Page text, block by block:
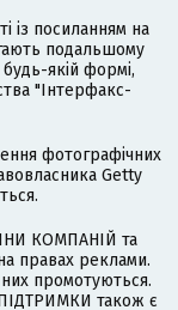
із посиланням на
подальшому
якій формі,
"Інтерфакс-
фотографічних
Getty
КОМПАНІЙ та
правах реклами.
промотуються.
також є